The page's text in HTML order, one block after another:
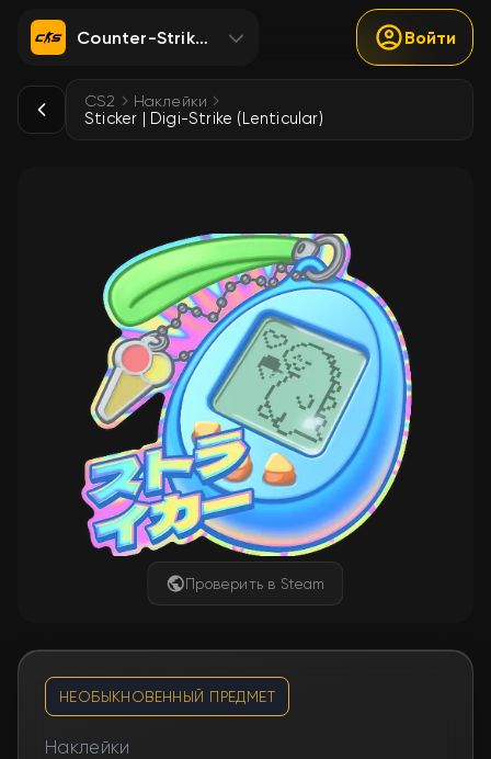
Counter-Strike 2 Войти
CS2 Наклейки
Sticker | Digi-Strike (Lenticular)
Проверить в Steam
НЕОБЫКНОВЕННЫЙ ПРЕДМЕТ
Наклейки